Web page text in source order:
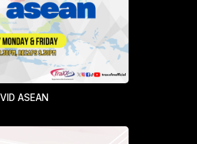
ASEAN